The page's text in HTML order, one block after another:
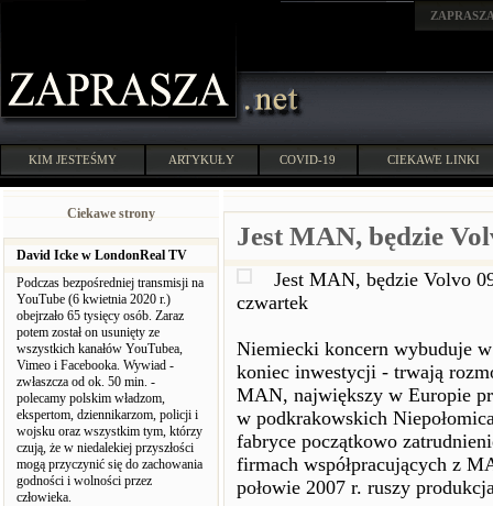
KIM JESTEŚMY ARTYKUŁY COVID-19 CIEKAWE LINKI
Ciekawe strony
David Icke w LondonReal TV
Podczas bezpośredniej transmisji na
YouTube (6 kwietnia 2020 r.)
obejrzało 65 tysięcy osób. Zaraz
potem został on usunięty ze
wszystkich kanałów YouTubea,
Vimeo i Facebooka. Wywiad -
zwłaszcza od ok. 50 min. -
polecamy polskim władzom,
ekspertom, dziennikarzom, policji i
wojsku oraz wszystkim tym, którzy
czują, że w niedalekiej przyszłości
mogą przyczynić się do zachowania
godności i wolności przez
człowieka.
Jest MAN, będzie
Jest MAN, będzie Volvo
czwartek
Niemiecki koncern wybuduje
koniec inwestycji - trwają
MAN, największy w Europie
w podkrakowskich
fabryce początkowo
firmach współpracujących z
połowie 2007 r. ruszy